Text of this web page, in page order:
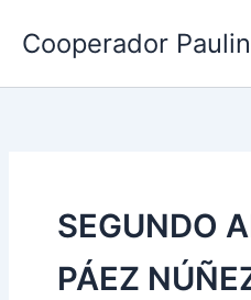
contenido
Cooperador
SEGUNDO
PÁEZ